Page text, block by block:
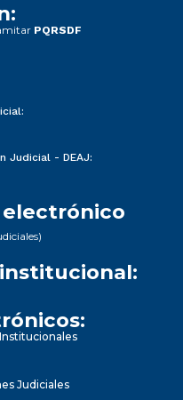
PQRSDF
Judicial - DEAJ:
electrónico
Judiciales